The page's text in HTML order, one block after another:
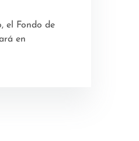
el Fondo de
en